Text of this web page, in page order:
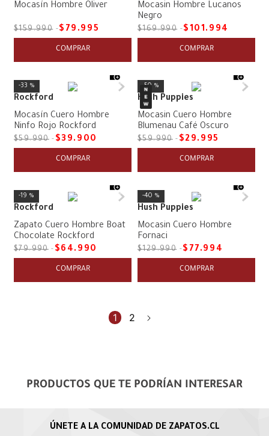
Mocasín Hombre Oliver
$159.990 $ 79 .995
COMPRAR
Mocasin Hombre Lucanos
Negro
$169.990 $ 101. 994
COMPRAR
33 %
Rockford
Mocasín Cuero Hombre
Ninfo Rojo Rockford
$59.990 $39. 900
COMPRAR
50 %
Hush Puppies
Mocasin Cuero Hombre
Blumenau Café Oscuro
$59.990 $29. 995
COMPRAR
19 %
Rockford
Zapato Cuero Hombre Boat
Chocolate Rockford
$79.990 $64. 990
COMPRAR
40 %
Hush Puppies
Mocasin Cuero Hombre
Fornaci
$129.990 $ 77.994
COMPRAR
1 2
PRODUCTOS QUE TE PODRÍAN INTERESAR